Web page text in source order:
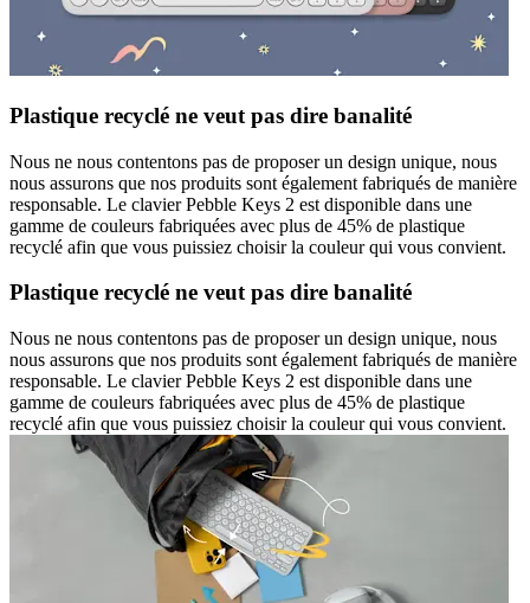
Plastique recyclé ne veut pas dire banalité
Nous ne nous contentons pas de proposer un design unique, nous
nous assurons que nos produits sont également fabriqués de manière
responsable. Le clavier Pebble Keys 2 est disponible dans une
gamme de couleurs fabriquées avec plus de 45% de plastique
recyclé afin que vous puissiez choisir la couleur qui vous convient.
Plastique recyclé ne veut pas dire banalité
Nous ne nous contentons pas de proposer un design unique, nous
nous assurons que nos produits sont également fabriqués de manière
responsable. Le clavier Pebble Keys 2 est disponible dans une
gamme de couleurs fabriquées avec plus de 45% de plastique
recyclé afin que vous puissiez choisir la couleur qui vous convient.